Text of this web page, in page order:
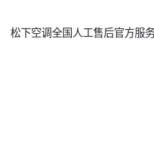
松下空调全国人工售后官方服